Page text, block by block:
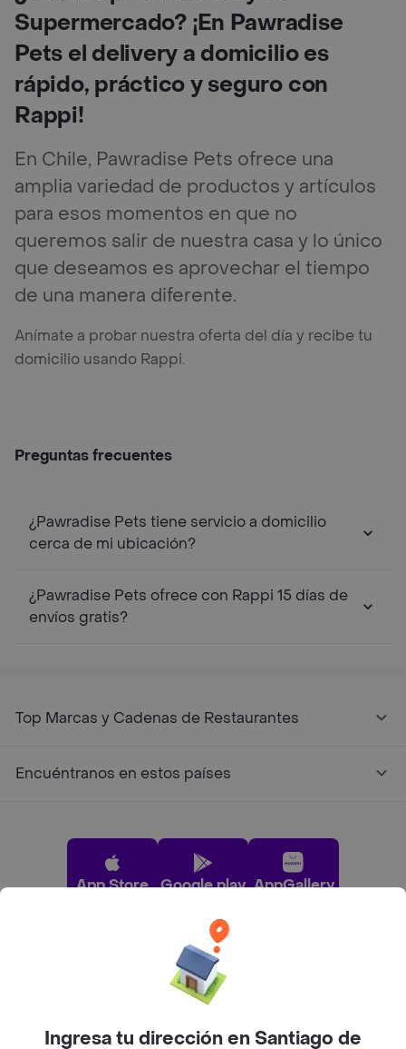
Supermercado? ¡En Pawradise
Pets el delivery a domicilio es
rápido, práctico y seguro con
Rappi!
En Chile, Pawradise Pets ofrece una
amplia variedad de productos y artículos
para esos momentos en que no
queremos salir de nuestra casa y lo único
que deseamos es aprovechar el tiempo
de una manera diferente.
Anímate a probar nuestra oferta del día y recibe tu
domicilio usando Rappi.
Preguntas frecuentes
¿Pawradise Pets tiene servicio a domicilio
cerca de mi ubicación?
¿Pawradise Pets ofrece con Rappi 15 días de
envíos gratis?
Top Marcas y Cadenas de Restaurantes
Encuéntranos en estos países
App Store Google play AppGallery
Pide tu comida favorita cerca de ti
Categorías
Ingresa tu dirección en Santiago de